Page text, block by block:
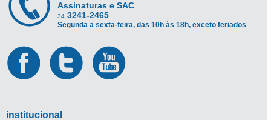
Assinaturas e SAC
34 3241-2465
Segunda a sexta-feira, das 10h às 18h, exceto feriados
institucional